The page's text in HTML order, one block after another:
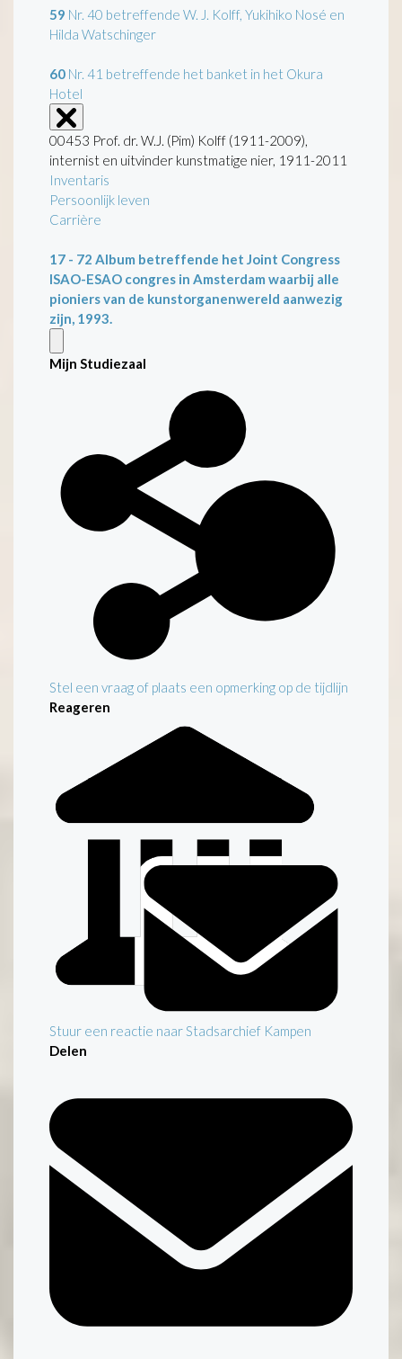
59 Nr. 40 betreffende W. J. Kolff, Yukihiko Nosé en
Hilda Watschinger
60 Nr. 41 betreffende het banket in het Okura
Hotel
00453 Prof. dr. W.J. (Pim) Kolff (1911-2009),
internist en uitvinder kunstmatige nier, 1911-2011
Inventaris
Persoonlijk leven
Carrière
17 - 72 Album betreffende het Joint Congress
ISAO-ESAO congres in Amsterdam waarbij alle
pioniers van de kunstorganenwereld aanwezig
zijn, 1993.
Mijn Studiezaal
Stel een vraag of plaats een opmerking op de tijdlijn
Reageren
Stuur een reactie naar Stadsarchief Kampen
Delen